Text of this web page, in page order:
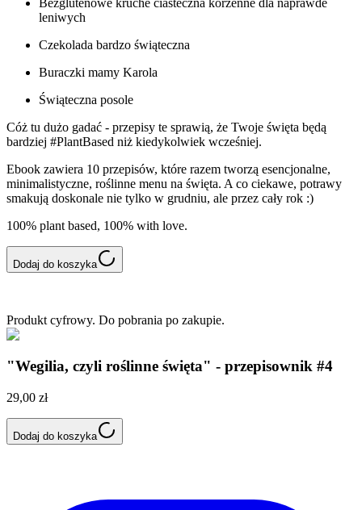
Bezglutenowe kruche ciasteczna korzenne dla naprawde
leniwych
Czekolada bardzo świąteczna
Buraczki mamy Karola
Świąteczna posole
Cóż tu dużo gadać - przepisy te sprawią, że Twoje święta będą
bardziej #PlantBased niż kiedykolwiek wcześniej.
Ebook zawiera 10 przepisów, które razem tworzą esencjonalne,
minimalistyczne, roślinne menu na święta. A co ciekawe, potrawy
smakują doskonale nie tylko w grudniu, ale przez cały rok :)
100% plant based, 100% with love.
Dodaj do koszyka
Produkt cyfrowy. Do pobrania po zakupie.
"Wegilia, czyli roślinne święta" - przepisownik #4
29,00 zł
Dodaj do koszyka